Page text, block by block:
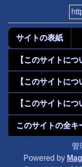
サイトの表紙
【このサイトに
【このサイトに
【このサイトに
このサイトの全キ
管
Powered by